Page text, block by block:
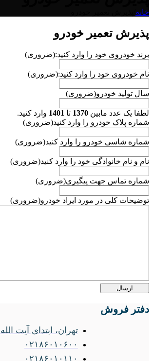
خانه
پذیرش تعمیر خودرو
برند خودروی خود را وارد کنید:(ضروری)
نام خودروی خود را وارد کنید:(ضروری)
سال تولید خودرو(ضروری)
لطفا یک عدد مابین 1370 تا 1401 وارد کنید.
شماره پلاک خودرو را وارد کنید(ضروری)
شماره شاسی خودرو را وارد کنید(ضروری)
نام و نام خانوادگی خود را وارد کنید(ضروری)
شماره تماس جهت پیگیری(ضروری)
توضیحات کلی در مورد ایراد خودرو(ضروری)
دفتر فروش
تهران، ابتدای آیت الله
۰۲۱۸۶۰۱۰۶۰۰
۰۲۱۸۶۰۱۰۱۱۰